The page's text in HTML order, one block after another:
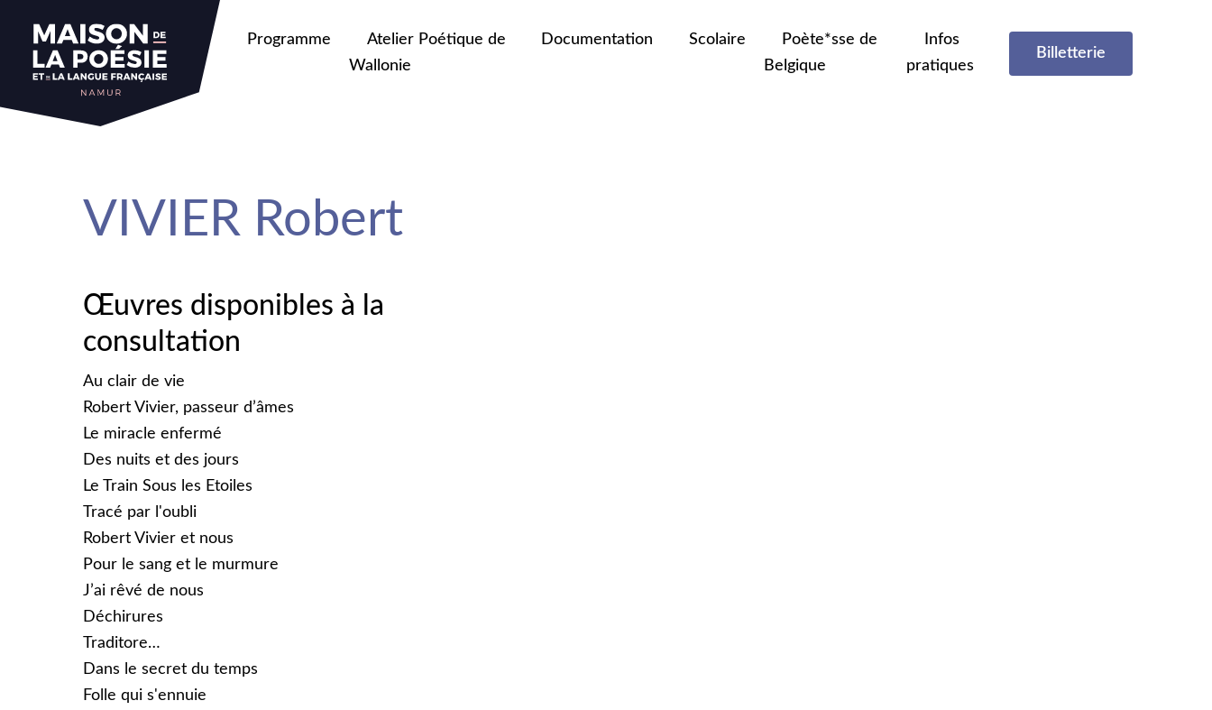
Programme
Atelier Poétique de
Wallonie
Documentation Scolaire
Poète*sse de
Belgique
Infos
pratiques
Billetterie
VIVIER Robert
Œuvres disponibles à la
consultation
Au clair de vie
Robert Vivier, passeur d’âmes
Le miracle enfermé
Des nuits et des jours
Le Train Sous les Etoiles
Tracé par l'oubli
Robert Vivier et nous
Pour le sang et le murmure
J’ai rêvé de nous
Déchirures
Traditore…
Dans le secret du temps
Folle qui s'ennuie